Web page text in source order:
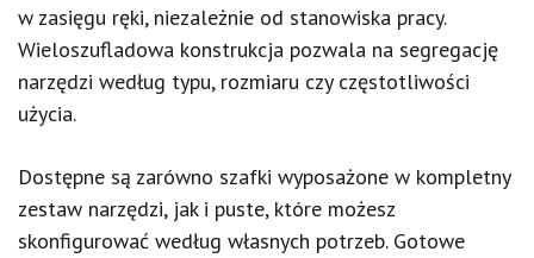
w zasięgu ręki, niezależnie od stanowiska pracy.
Wieloszufladowa konstrukcja pozwala na segregację
narzędzi według typu, rozmiaru czy częstotliwości
użycia.
Dostępne są zarówno szafki wyposażone w kompletny
zestaw narzędzi, jak i puste, które możesz
skonfigurować według własnych potrzeb. Gotowe